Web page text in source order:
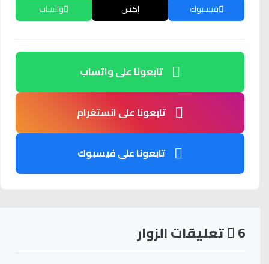
فيسبوك إكس واتساب
تابعونا على واتساب
تابعونا على انستغرام
تابعونا على فيسبوك
6 تعليقات الزوار